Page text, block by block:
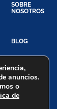
SOBRE
NOSOTROS
BLOG
Cookies
anuncios.
o
de